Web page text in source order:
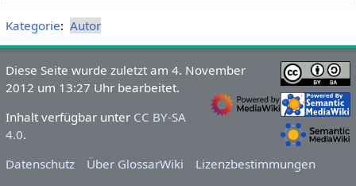
Kategorie: Autor
Diese Seite wurde zuletzt am 4. November
2012 um 13:27 Uhr bearbeitet.
Inhalt verfügbar unter CC BY-SA
4.0.
Datenschutz
Über GlossarWiki Lizenzbestimmungen